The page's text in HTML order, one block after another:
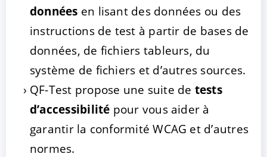
données en lisant des données ou des
instructions de test à partir de bases de
données, de fichiers tableurs, du
système de fichiers et d’autres sources.
QF-Test propose une suite de tests
d’accessibilité pour vous aider à
garantir la conformité WCAG et d’autres
normes.